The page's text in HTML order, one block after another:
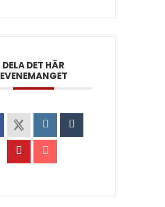
DELA DET HÄR
EVENEMANGET